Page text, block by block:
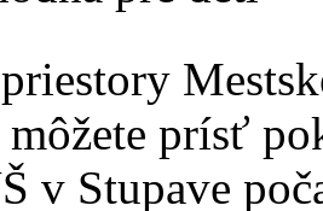
môžete prísť
v Stupave